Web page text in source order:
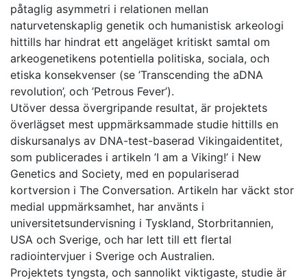
påtaglig asymmetri i relationen mellan
naturvetenskaplig genetik och humanistisk arkeologi
hittills har hindrat ett angeläget kritiskt samtal om
arkeogenetikens potentiella politiska, sociala, och
etiska konsekvenser (se ’Transcending the aDNA
revolution’, och ’Petrous Fever’).
Utöver dessa övergripande resultat, är projektets
överlägset mest uppmärksammade studie hittills en
diskursanalys av DNA-test-baserad Vikingaidentitet,
som publicerades i artikeln ’I am a Viking!’ i New
Genetics and Society, med en populariserad
kortversion i The Conversation. Artikeln har väckt stor
medial uppmärksamhet, har använts i
universitetsundervisning i Tyskland, Storbritannien,
USA och Sverige, och har lett till ett flertal
radiointervjuer i Sverige och Australien.
Projektets tyngsta, och sannolikt viktigaste, studie är